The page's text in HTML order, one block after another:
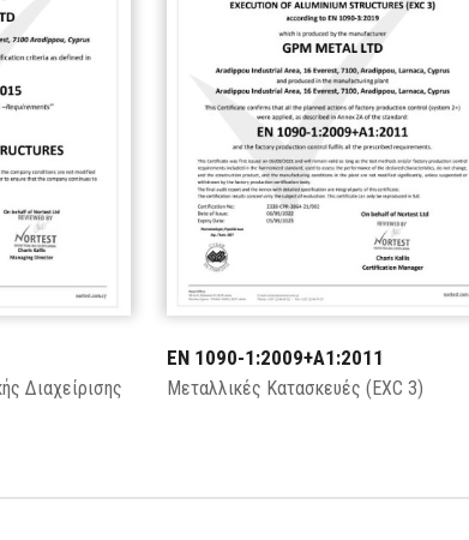
Διαχείρισης
EN 1090-1:2009+A1:2011
Μεταλλικές Κατασκευές (EXC 3)